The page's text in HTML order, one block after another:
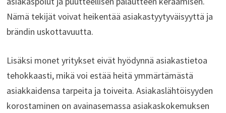
Nämä tekijät voivat heikentää asiakastyytyväisyyttä ja
brändin uskottavuutta.
Lisäksi monet yritykset eivät hyödynnä asiakastietoa
tehokkaasti, mikä voi estää heitä ymmärtämästä
asiakkaidensa tarpeita ja toiveita. Asiakaslähtöisyyden
korostaminen on avainasemassa asiakaskokemuksen